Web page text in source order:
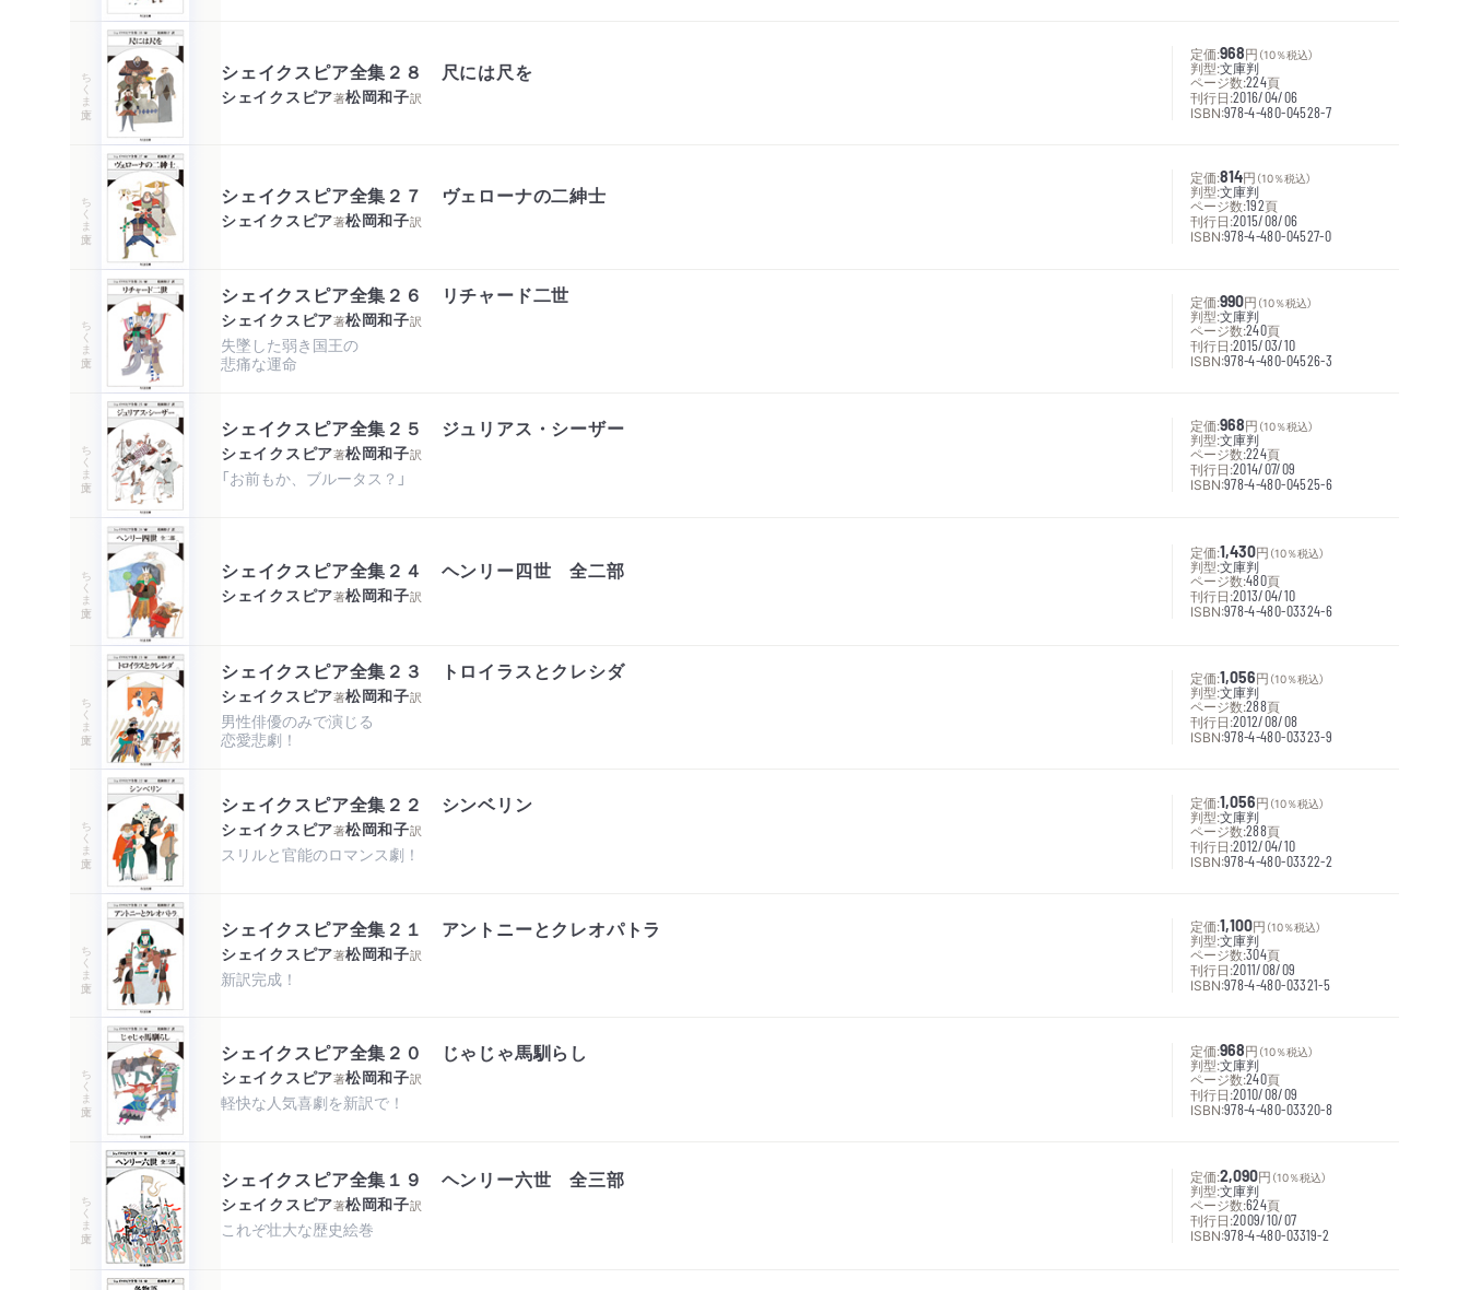
ちくま文庫 シェイクスピア全集２８ 尺には尺を
シェイクスピア著松岡和子訳
定価:968円 （10％税込）
判型:文庫判
ページ数:224頁
刊行日:2016/04/06
ISBN:978-4-480-04528-7
ちくま文庫 シェイクスピア全集２７ ヴェローナの二紳士
シェイクスピア著松岡和子訳
定価:814円 （10％税込）
判型:文庫判
ページ数:192頁
刊行日:2015/08/06
ISBN:978-4-480-04527-0
ちくま文庫
シェイクスピア全集２６ リチャード二世
シェイクスピア著松岡和子訳
失墜した弱き国王の
悲痛な運命
定価:990円 （10％税込）
判型:文庫判
ページ数:240頁
刊行日:2015/03/10
ISBN:978-4-480-04526-3
ちくま文庫
シェイクスピア全集２５ ジュリアス・シーザー
シェイクスピア著松岡和子訳
「お前もか、ブルータス？」
定価:968円 （10％税込）
判型:文庫判
ページ数:224頁
刊行日:2014/07/09
ISBN:978-4-480-04525-6
ちくま文庫 シェイクスピア全集２４ ヘンリー四世 全二部
シェイクスピア著松岡和子訳
定価:1,430円 （10％税込）
判型:文庫判
ページ数:480頁
刊行日:2013/04/10
ISBN:978-4-480-03324-6
ちくま文庫
シェイクスピア全集２３ トロイラスとクレシダ
シェイクスピア著松岡和子訳
男性俳優のみで演じる
恋愛悲劇！
定価:1,056円 （10％税込）
判型:文庫判
ページ数:288頁
刊行日:2012/08/08
ISBN:978-4-480-03323-9
ちくま文庫
シェイクスピア全集２２ シンベリン
シェイクスピア著松岡和子訳
スリルと官能のロマンス劇！
定価:1,056円 （10％税込）
判型:文庫判
ページ数:288頁
刊行日:2012/04/10
ISBN:978-4-480-03322-2
ちくま文庫
シェイクスピア全集２１ アントニーとクレオパトラ
シェイクスピア著松岡和子訳
新訳完成！
定価:1,100円 （10％税込）
判型:文庫判
ページ数:304頁
刊行日:2011/08/09
ISBN:978-4-480-03321-5
ちくま文庫
シェイクスピア全集２０ じゃじゃ馬馴らし
シェイクスピア著松岡和子訳
軽快な人気喜劇を新訳で！
定価:968円 （10％税込）
判型:文庫判
ページ数:240頁
刊行日:2010/08/09
ISBN:978-4-480-03320-8
ちくま文庫
シェイクスピア全集１９ ヘンリー六世 全三部
シェイクスピア著松岡和子訳
これぞ壮大な歴史絵巻
定価:2,090円 （10％税込）
判型:文庫判
ページ数:624頁
刊行日:2009/10/07
ISBN:978-4-480-03319-2